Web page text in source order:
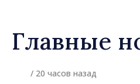
Главные
/ 6 часов назад